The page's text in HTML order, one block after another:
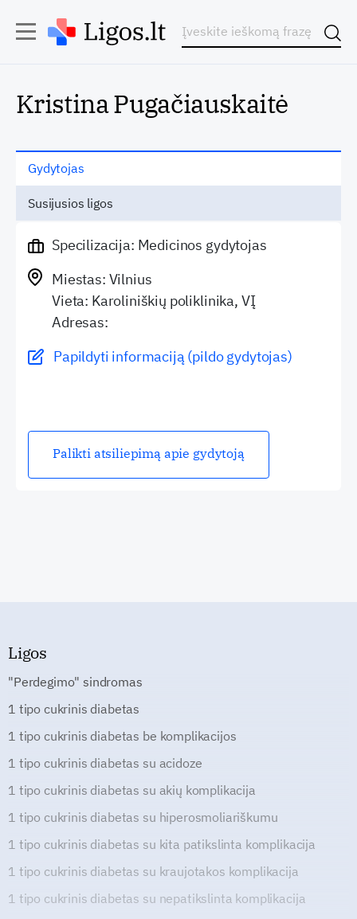
Kristina Pugačiauskaitė
Gydytojas
Susijusios ligos
Specilizacija: Medicinos gydytojas
Miestas: Vilnius
Vieta: Karoliniškių poliklinika, VĮ
Adresas:
Papildyti informaciją (pildo gydytojas)
Palikti atsiliepimą apie gydytoją
Ligos
"Perdegimo" sindromas
1 tipo cukrinis diabetas
1 tipo cukrinis diabetas be komplikacijos
1 tipo cukrinis diabetas su acidoze
1 tipo cukrinis diabetas su akių komplikacija
1 tipo cukrinis diabetas su hiperosmoliariškumu
1 tipo cukrinis diabetas su kita patikslinta komplikacija
1 tipo cukrinis diabetas su kraujotakos komplikacija
1 tipo cukrinis diabetas su nepatikslinta komplikacija